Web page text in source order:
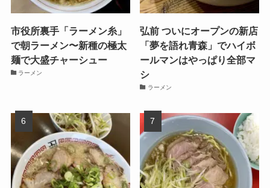
市役所裏手「ラーメン糸」
で朝ラーメン〜新種の極太
麺で大盛チャーシュー
ラーメン
弘前 ついにオープンの新店
「夢を語れ青森」でハイボ
ールマンはやっぱり全部マ
シ
ラーメン